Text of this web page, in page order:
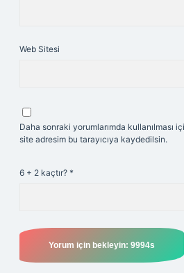
Web Sitesi
Daha sonraki yorumlarımda kullanılması
site adresim bu tarayıcıya kaydedilsin.
6 + 2 kaçtır? *